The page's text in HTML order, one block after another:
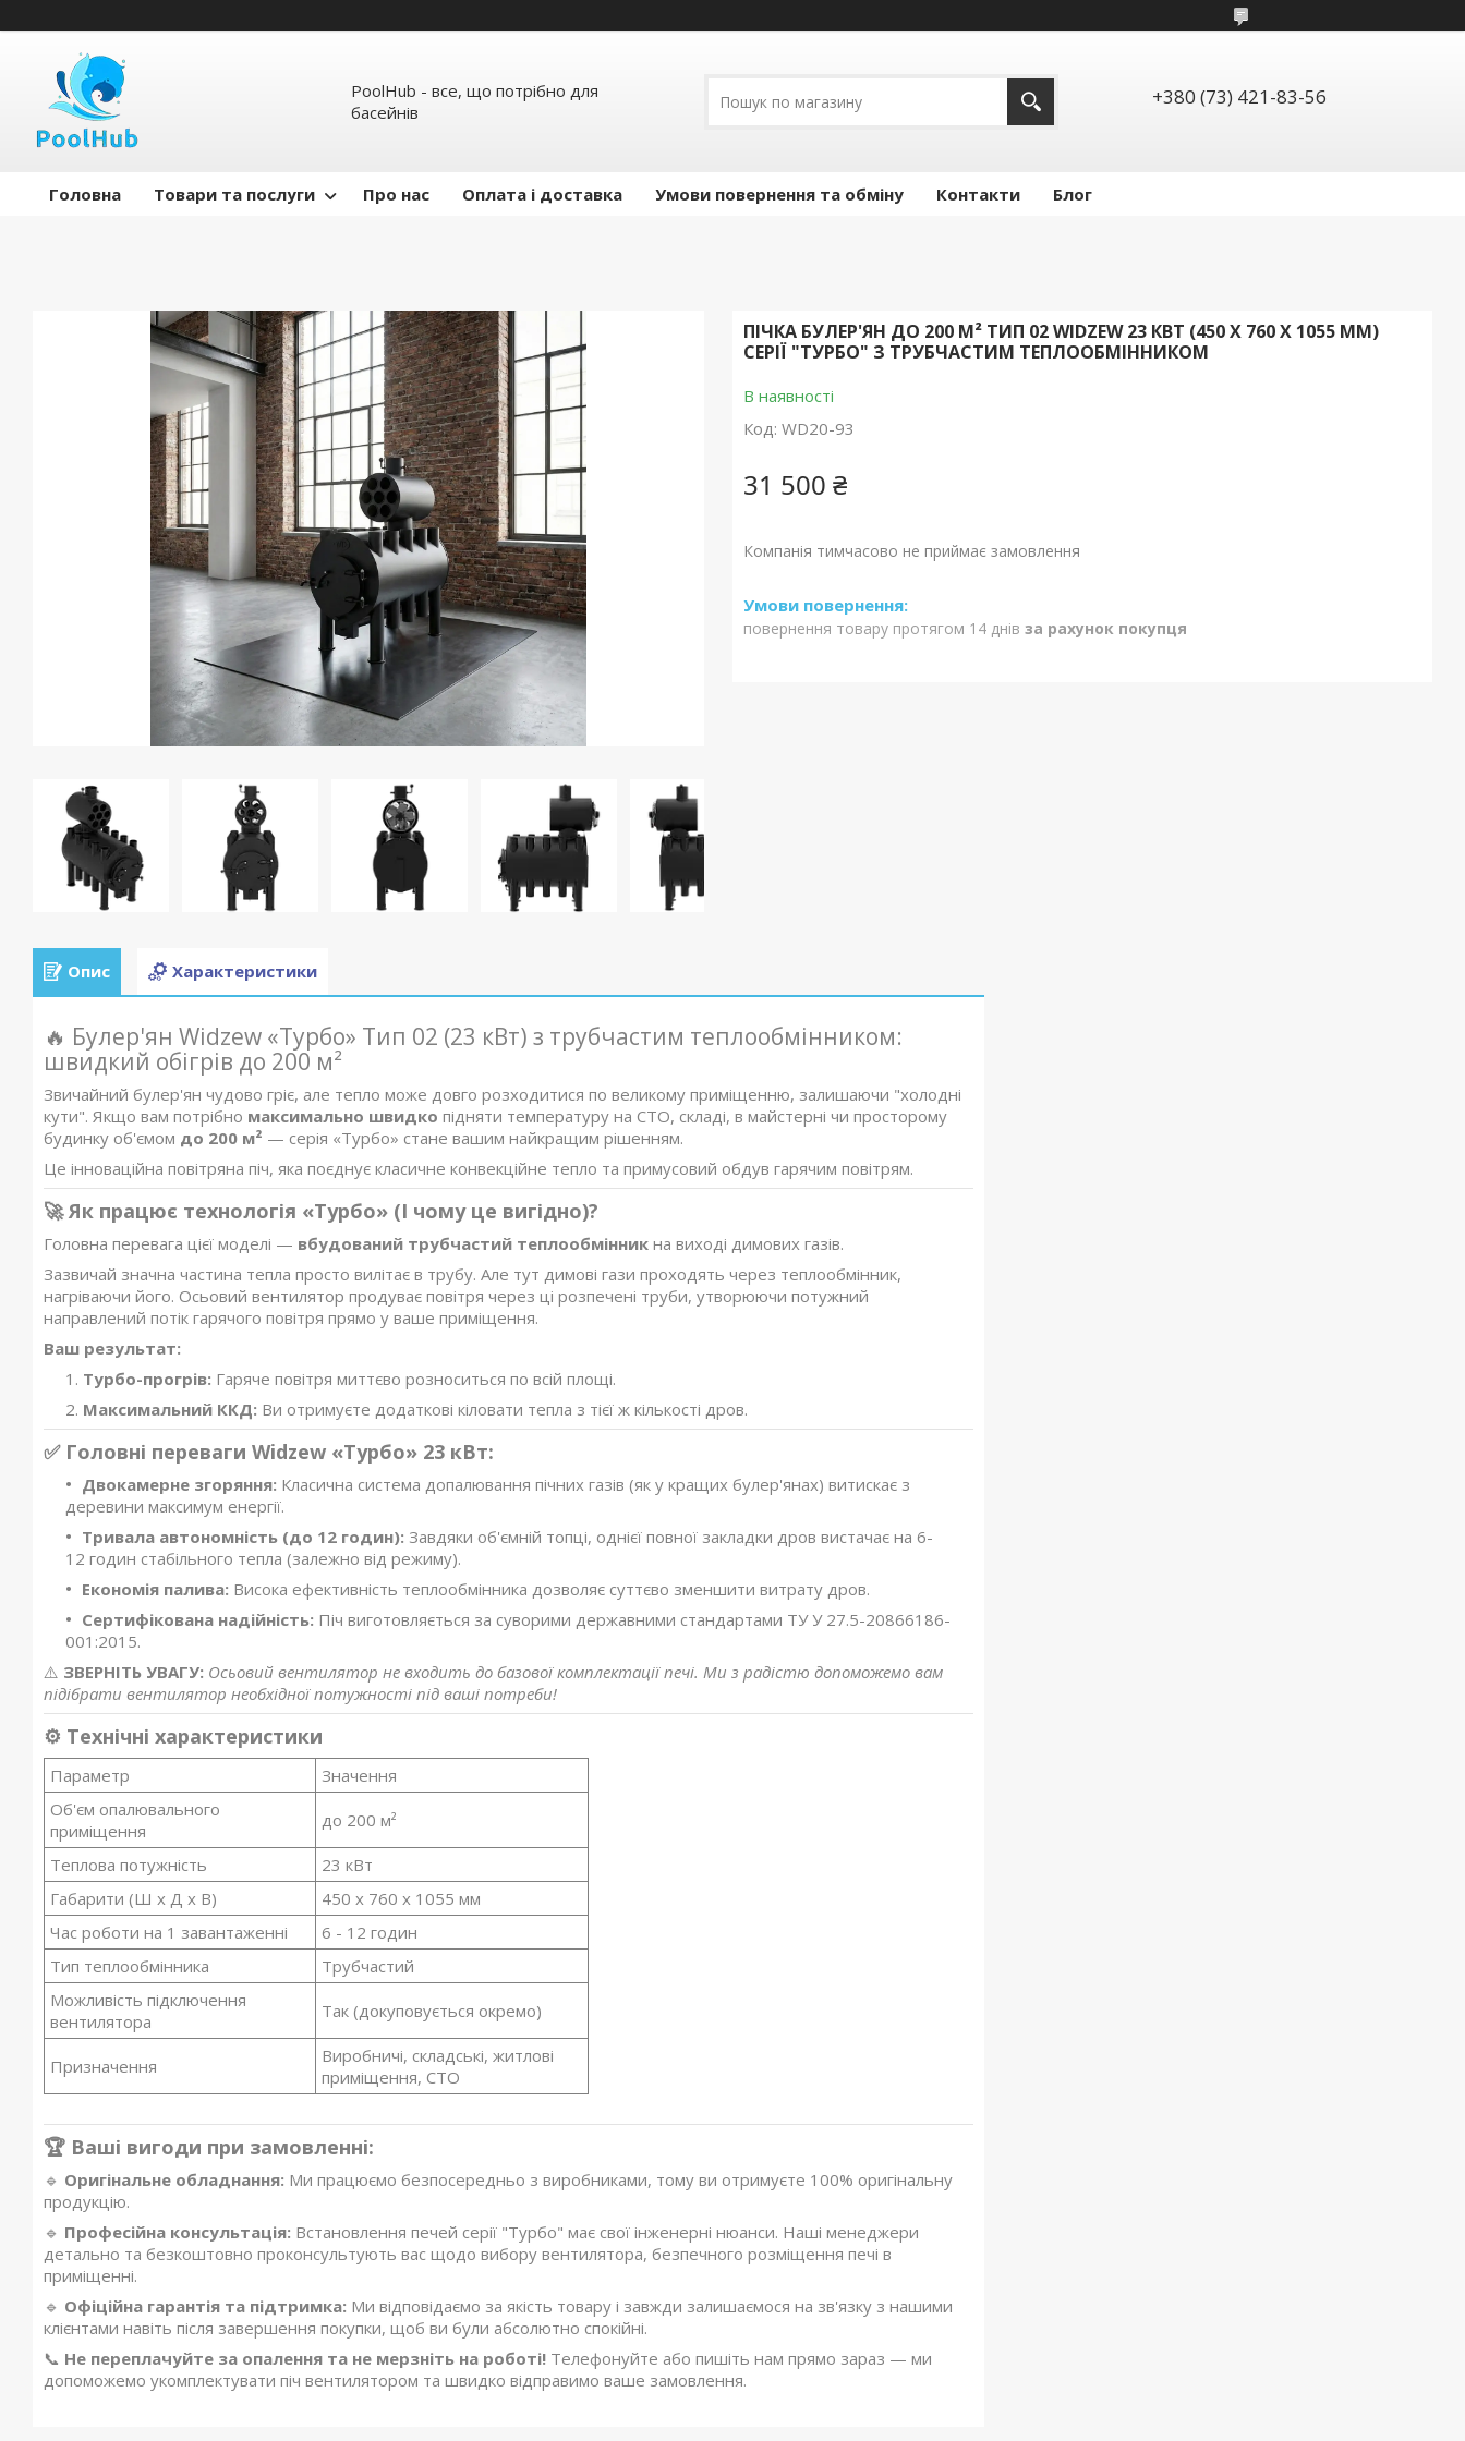
PoolHub - все, що потрібно для
басейнів
+380 (73) 421-83-56
Головна Товари та послуги Про нас Оплата і доставка Умови повернення та обміну Контакти Блог
ПІЧКА БУЛЕР'ЯН ДО 200 М² ТИП 02 WIDZEW 23 КВТ (450 Х 760 Х 1055 ММ)
СЕРІЇ "ТУРБО" З ТРУБЧАСТИМ ТЕПЛООБМІННИКОМ
В наявності
Код: WD20-93
31 500 ₴
Компанія тимчасово не приймає замовлення
повернення товару протягом 14 днів за рахунок покупця
Опис Характеристики
🔥 Булер'ян Widzew «Турбо» Тип 02 (23 кВт) з трубчастим теплообмінником:
швидкий обігрів до 200 м²
Звичайний булер'ян чудово гріє, але тепло може довго розходитися по великому приміщенню, залишаючи "холодні
кути". Якщо вам потрібно максимально швидко підняти температуру на СТО, складі, в майстерні чи просторому
будинку об'ємом до 200 м² — серія «Турбо» стане вашим найкращим рішенням.
Це інноваційна повітряна піч, яка поєднує класичне конвекційне тепло та примусовий обдув гарячим повітрям.
🚀 Як працює технологія «Турбо» (І чому це вигідно)?
Головна перевага цієї моделі — вбудований трубчастий теплообмінник на виході димових газів.
Зазвичай значна частина тепла просто вилітає в трубу. Але тут димові гази проходять через теплообмінник,
нагріваючи його. Осьовий вентилятор продуває повітря через ці розпечені труби, утворюючи потужний
направлений потік гарячого повітря прямо у ваше приміщення.
Ваш результат:
Турбо-прогрів: Гаряче повітря миттєво розноситься по всій площі.
Максимальний ККД: Ви отримуєте додаткові кіловати тепла з тієї ж кількості дров.
✅ Головні переваги Widzew «Турбо» 23 кВт:
Двокамерне згоряння: Класична система допалювання пічних газів (як у кращих булер'янах) витискає з
деревини максимум енергії.
Тривала автономність (до 12 годин): Завдяки об'ємній топці, однієї повної закладки дров вистачає на 6-
12 годин стабільного тепла (залежно від режиму).
Економія палива: Висока ефективність теплообмінника дозволяє суттєво зменшити витрату дров.
Сертифікована надійність: Піч виготовляється за суворими державними стандартами ТУ У 27.5-20866186-
001:2015.
⚠️ ЗВЕРНІТЬ УВАГУ: Осьовий вентилятор не входить до базової комплектації печі. Ми з радістю допоможемо вам
підібрати вентилятор необхідної потужності під ваші потреби!
⚙️ Технічні характеристики
Параметр
Значення
Об'єм опалювального
приміщення
до 200 м²
Теплова потужність
23 кВт
Габарити (Ш х Д х В)
450 х 760 х 1055 мм
Час роботи на 1 завантаженні
6 - 12 годин
Тип теплообмінника
Трубчастий
Можливість підключення
вентилятора
Так (докуповується окремо)
Призначення
Виробничі, складські, житлові
приміщення, СТО
🏆 Ваші вигоди при замовленні:
🔹 Оригінальне обладнання: Ми працюємо безпосередньо з виробниками, тому ви отримуєте 100% оригінальну
продукцію.
🔹 Професійна консультація: Встановлення печей серії "Турбо" має свої інженерні нюанси. Наші менеджери
детально та безкоштовно проконсультують вас щодо вибору вентилятора, безпечного розміщення печі в
приміщенні.
🔹 Офіційна гарантія та підтримка: Ми відповідаємо за якість товару і завжди залишаємося на зв'язку з нашими
клієнтами навіть після завершення покупки, щоб ви були абсолютно спокійні.
📞 Не переплачуйте за опалення та не мерзніть на роботі! Телефонуйте або пишіть нам прямо зараз — ми
допоможемо укомплектувати піч вентилятором та швидко відправимо ваше замовлення.